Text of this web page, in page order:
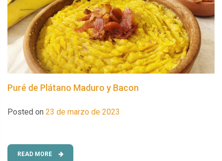
Puré de Plátano Maduro y Bacon
Posted on 23 de marzo de 2023
READ MORE